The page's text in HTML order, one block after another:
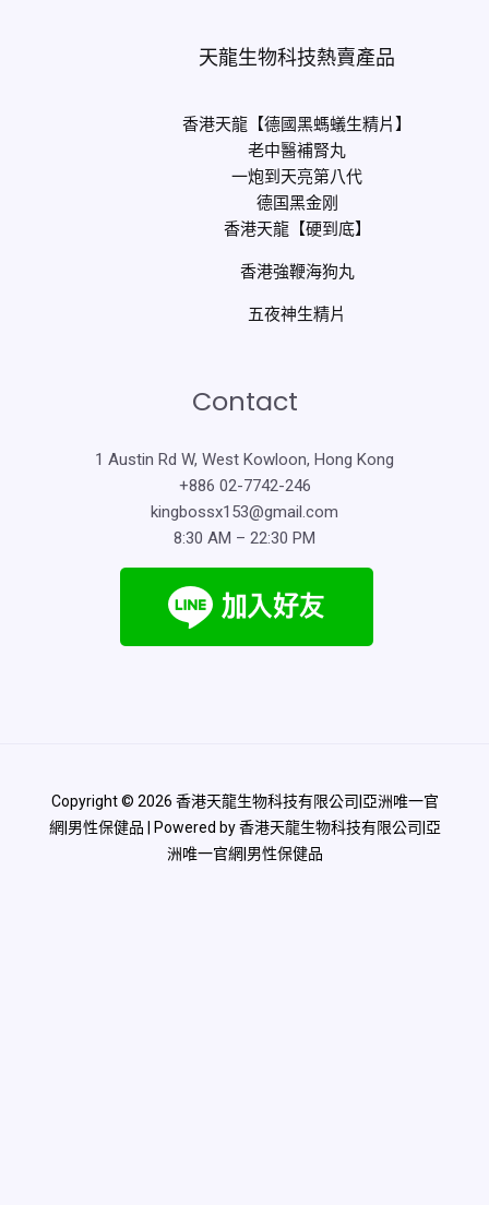
天龍生物科技熱賣產品
香港天龍【德國黑螞蟻生精片】
老中醫補腎丸
一炮到天亮第八代
德国黑金刚
香港天龍【硬到底】
香港強鞭海狗丸
五夜神生精片
Contact
1 Austin Rd W, West Kowloon, Hong Kong
+886 02-7742-246
kingbossx153@gmail.com
8:30 AM – 22:30 PM
Copyright © 2026 香港天龍生物科技有限公司|亞洲唯一官
網|男性保健品 | Powered by 香港天龍生物科技有限公司|亞
洲唯一官網|男性保健品